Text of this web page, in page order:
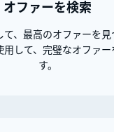
オファーを検索
、最高のオファーを見
用して、完璧なオファー
す。